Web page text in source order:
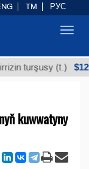
(t.) $12935,18
kuwwatyny
TM РУС